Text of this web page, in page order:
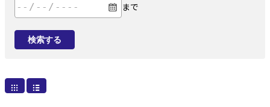
まで
検索する